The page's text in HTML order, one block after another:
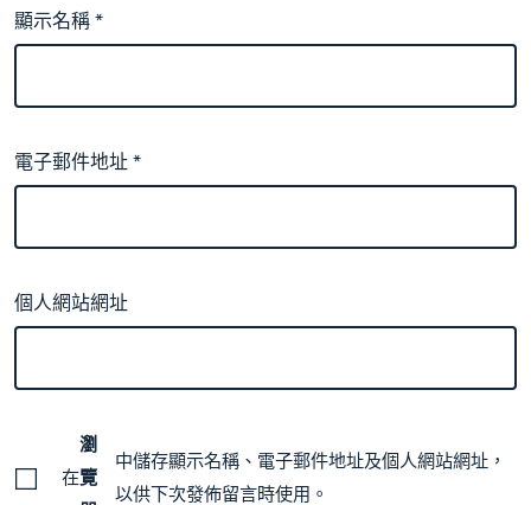
顯示名稱*
電子郵件地址*
個人網站網址
在
瀏
覽
中儲存顯示名稱、電子郵件地址及個人網站網址，
以供下次發佈留言時使用。